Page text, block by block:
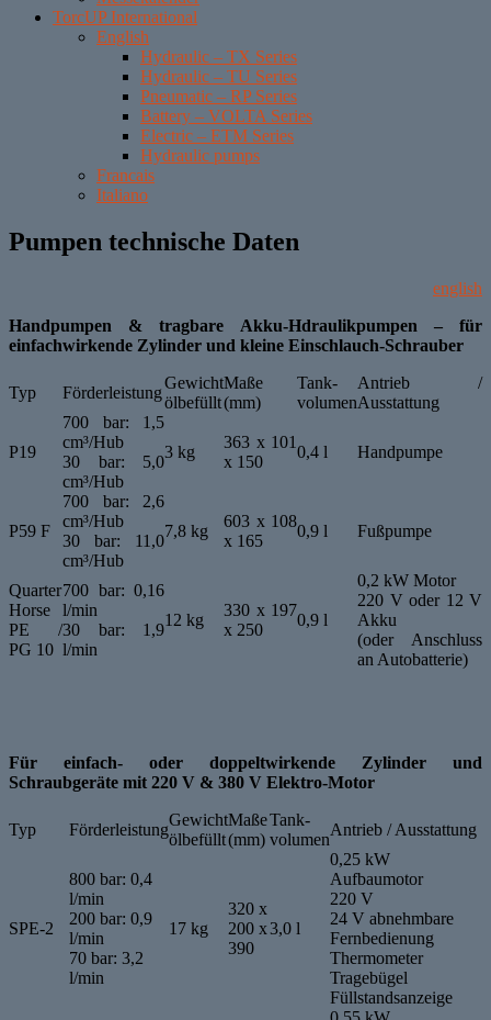
TorcUP International
English
Hydraulic – TX Series
Hydraulic – TU Series
Pneumatic – RP Series
Battery – VOLTA Series
Electric – ETM Series
Hydraulic pumps
Francais
Italiano
Pumpen technische Daten
english
Handpumpen & tragbare Akku-Hdraulikpumpen – für
einfachwirkende Zylinder und kleine Einschlauch-Schrauber
Typ Förderleistung
Gewicht
ölbefüllt
Maße
(mm)
Tank-
volumen
Antrieb /
Ausstattung
P19
700 bar: 1,5
cm³/Hub
30 bar: 5,0
cm³/Hub
3 kg
363 x 101
x 150
0,4 l Handpumpe
P59 F
700 bar: 2,6
cm³/Hub
30 bar: 11,0
cm³/Hub
7,8 kg
603 x 108
x 165
0,9 l Fußpumpe
Quarter
Horse
PE /
PG 10
700 bar: 0,16
l/min
30 bar: 1,9
l/min
12 kg
330 x 197
x 250
0,9 l
0,2 kW Motor
220 V oder 12 V
Akku
(oder Anschluss
an Autobatterie)
Für einfach- oder doppeltwirkende Zylinder und
Schraubgeräte mit 220 V & 380 V Elektro-Motor
Typ Förderleistung
Gewicht
ölbefüllt
Maße
(mm)
Tank-
volumen
Antrieb / Ausstattung
SPE-2
800 bar: 0,4
l/min
200 bar: 0,9
l/min
70 bar: 3,2
l/min
17 kg
320 x
200 x
390
3,0 l
0,25 kW
Aufbaumotor
220 V
24 V abnehmbare
Fernbedienung
Thermometer
Tragebügel
Füllstandsanzeige